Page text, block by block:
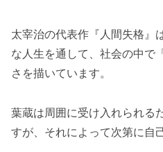
太宰治の代表作『人間失格』
な人生を通して、社会の中で
さを描いています。
葉蔵は周囲に受け入れられる
すが、それによって次第に自